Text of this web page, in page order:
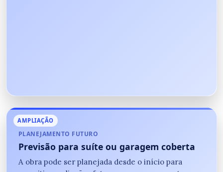
AMPLIAÇÃO
PLANEJAMENTO FUTURO
Previsão para suíte ou garagem coberta
A obra pode ser planejada desde o início para